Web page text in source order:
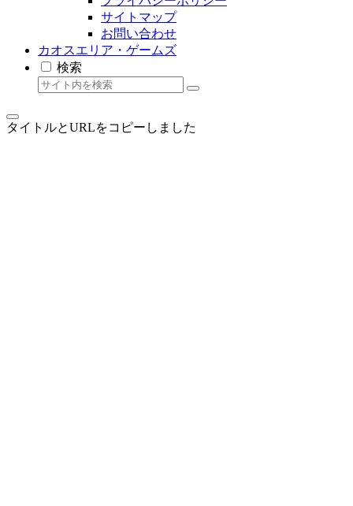
サイトマップ
お問い合わせ
カオスエリア・ゲームズ
検索
タイトルとURLをコピーしました